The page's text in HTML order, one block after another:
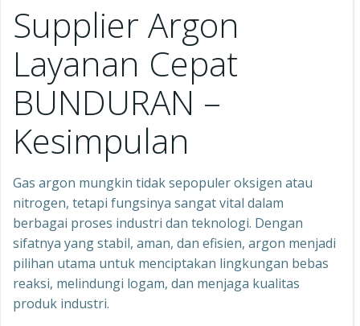
Supplier Argon
Layanan Cepat
BUNDURAN –
Kesimpulan
Gas argon mungkin tidak sepopuler oksigen atau
nitrogen, tetapi fungsinya sangat vital dalam
berbagai proses industri dan teknologi. Dengan
sifatnya yang stabil, aman, dan efisien, argon menjadi
pilihan utama untuk menciptakan lingkungan bebas
reaksi, melindungi logam, dan menjaga kualitas
produk industri.